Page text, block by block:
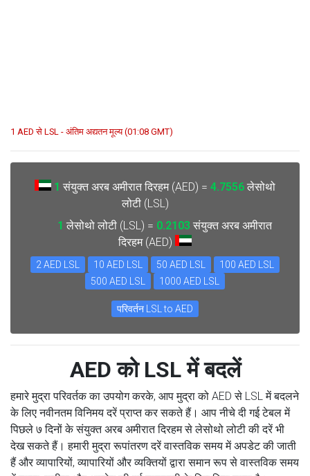
1 AED से LSL - अंतिम अद्यतन मूल्य (01:08 GMT)
1 संयुक्त अरब अमीरात दिरहम (AED) = 4.7556 लेसोथो
लोटी (LSL)
1 लेसोथो लोटी (LSL) = 0.2103 संयुक्त अरब अमीरात
दिरहम (AED)
2 AED LSL 10 AED LSL 50 AED LSL
100 AED LSL
500 AED LSL
1000 AED LSL
परिवर्तन LSL to AED
AED को LSL में बदलें
हमारे मुद्रा परिवर्तक का उपयोग करके, आप मुद्रा को AED से LSL में बदलने
के लिए नवीनतम विनिमय दरें प्राप्त कर सकते हैं। आप नीचे दी गई टेबल में
पिछले ७ दिनों के संयुक्त अरब अमीरात दिरहम से लेसोथो लोटी की दरें भी
देख सकते हैं। हमारी मुद्रा रूपांतरण दरें वास्तविक समय में अपडेट की जाती
हैं और व्यापारियों, व्यापारियों और व्यक्तियों द्वारा समान रूप से वास्तविक समय